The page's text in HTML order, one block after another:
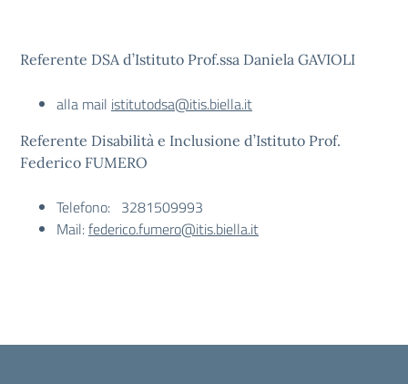
Referente DSA d’Istituto Prof.ssa Daniela GAVIOLI
alla mail istitutodsa@itis.biella.it
Referente Disabilità e Inclusione d’Istituto Prof.
Federico FUMERO
Telefono: 3281509993
Mail:federico.fumero@itis.biella.it